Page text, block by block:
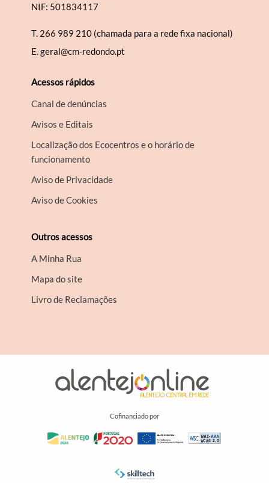
NIF: 501834117
T. 266 989 210 (chamada para a rede fixa nacional)
E.geral@cm-redondo.pt
Acessos rápidos
Canal de denúncias
Avisos e Editais
Localização dos Ecocentros e o horário de
funcionamento
Aviso de Privacidade
Aviso de Cookies
Outros acessos
A Minha Rua
Mapa do site
Livro de Reclamações
Cofinanciado por